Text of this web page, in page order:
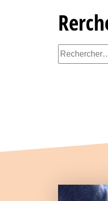
Rechercher :